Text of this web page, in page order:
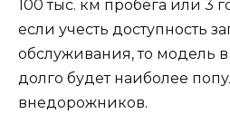
100 тыс. км пробега или 3
если учесть доступность
обслуживания, то модель
долго будет наиболее
внедорожников.